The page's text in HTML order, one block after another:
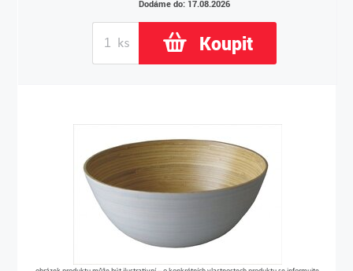
Dodáme do: 17.08.2026
Koupit